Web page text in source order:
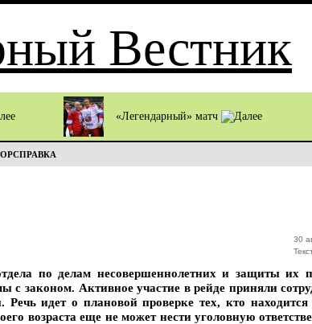
«Легендарный» матч
30
по делам несовершеннолетних и защиты их
законом. Активное участие в рейде приняли
идет о плановой проверке тех, кто
возраста еще не может нести уголовную